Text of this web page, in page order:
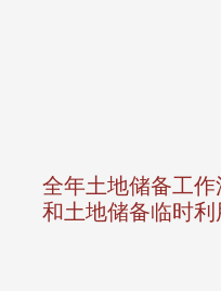
全年土地储备工
和土地储备临时